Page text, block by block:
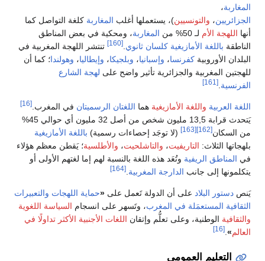
،والتونسيين)، يستعملها أغلبالمغاربةكلغة التواصل كما
الأملـ 50% من المغاربة، ومحكية في بعض المناطق
باللغة الأمازيغية كلسان ثانوي.
تنتشر اللهجة المغربية في
الأوروبيةكفرنسا،وإسبانيا،وبلجيكا،وإيطاليا،وهولندا؛ كما أن
المغربية والجزائرية تأثير واضح علىلهجة الشارع
واللغة الأمازيغية همااللغتان الرسميتان في المغرب.
يَتحدث قرابة 13,5 مليون شخص من أصل 32 مليون أي حوالي 45%
(لا توجَد إحصاءات رسمية)باللغة الأمازيغية
الثلاث:التاريفيت،والتاشلحيت،والأطلسية ؛ يَقطن معظم هؤلاء
الريفيةوتُعَد هذه اللغة بالنسبة لهم إما لغتهم الأولى أو
إلى جانب الدارجة المغربية.
البلادعلى أن الدولة تَعمل على«حماية اللهجات والتعبيرات
المستعمَلة في المغرب، وتَسهر على انسجامالسياسة اللغوية
الوطنية، وعلى تعلُّم وإتقاناللغات الأجنبية الأكثر تداولًا في
العمومي